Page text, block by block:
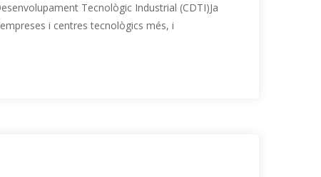
Tecnològic Industrial (CDTI)Ja
i centres tecnològics més, i